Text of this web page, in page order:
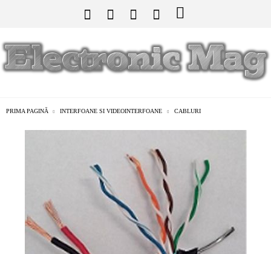
PRIMA PAGINĂ INTERFOANE SI VIDEOINTERFOANE CABLURI